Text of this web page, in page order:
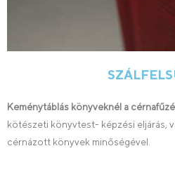
Keménytáblás könyveknél a
kötészeti könyvtest- képzési eljárás,
cérnázott könyvek minőségével.